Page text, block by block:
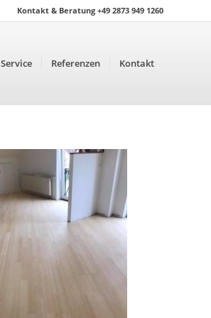
Kontakt & Beratung +49 2873 949 1260
Service Referenzen Kontakt